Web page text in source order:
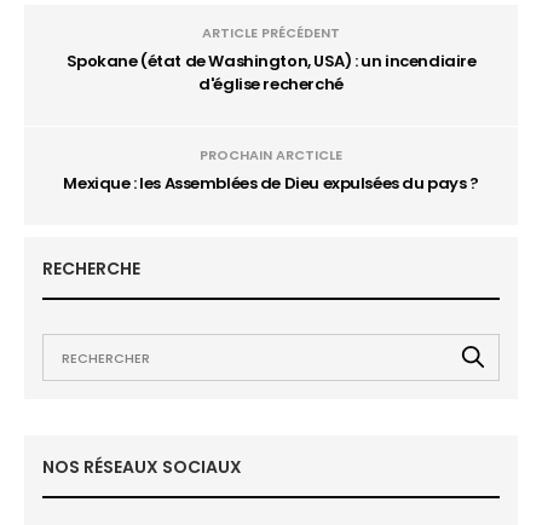
ARTICLE PRÉCÉDENT
Spokane (état de Washington, USA) : un incendiaire
d'église recherché
PROCHAIN ARCTICLE
Mexique : les Assemblées de Dieu expulsées du pays ?
RECHERCHE
NOS RÉSEAUX SOCIAUX